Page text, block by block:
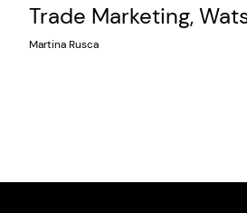
Trade Marketing,
Martina Rusca